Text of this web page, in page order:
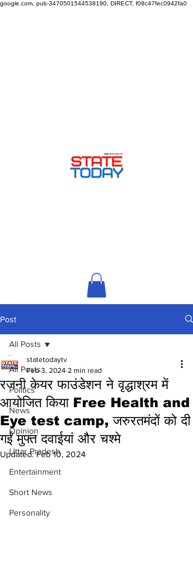
google.com, pub-3470501544538190, DIRECT, f08c47fec0942fa0
Post
All Posts
Politics
News
Opinion
Uttar Pradesh
Entertainment
Short News
Personality
All Posts
रजनी केयर फाउंडेशन ने वृद्धाश्रम में
आयोजित किया Free Health and
Eye test camp, जरुरतमंदों को दी
गईं मुफ्त दवाईयां और चश्मे
statetodaytv
Feb 3, 2024 2 min read
Updated:Feb 10, 2024